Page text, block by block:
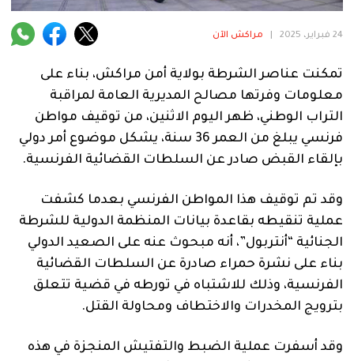
24 فبراير، 2025 مراكش الآن
تمكنت عناصر الشرطة بولاية أمن مراكش، بناء على
معلومات وفرتها مصالح المديرية العامة لمراقبة
التراب الوطني، ظهر اليوم الاثنين، من توقيف مواطن
فرنسي يبلغ من العمر 36 سنة، يشكل موضوع أمر دولي
بإلقاء القبض صادر عن السلطات القضائية الفرنسية.
وقد تم توقيف هذا المواطن الفرنسي بعدما كشفت
عملية تنقيطه بقاعدة بيانات المنظمة الدولية للشرطة
الجنائية “أنتربول”، أنه مبحوث عنه على الصعيد الدولي
بناء على نشرة حمراء صادرة عن السلطات القضائية
الفرنسية، وذلك للاشتباه في تورطه في قضية تتعلق
بترويج المخدرات والاختطاف ومحاولة القتل.
وقد أسفرت عملية الضبط والتفتيش المنجزة في هذه